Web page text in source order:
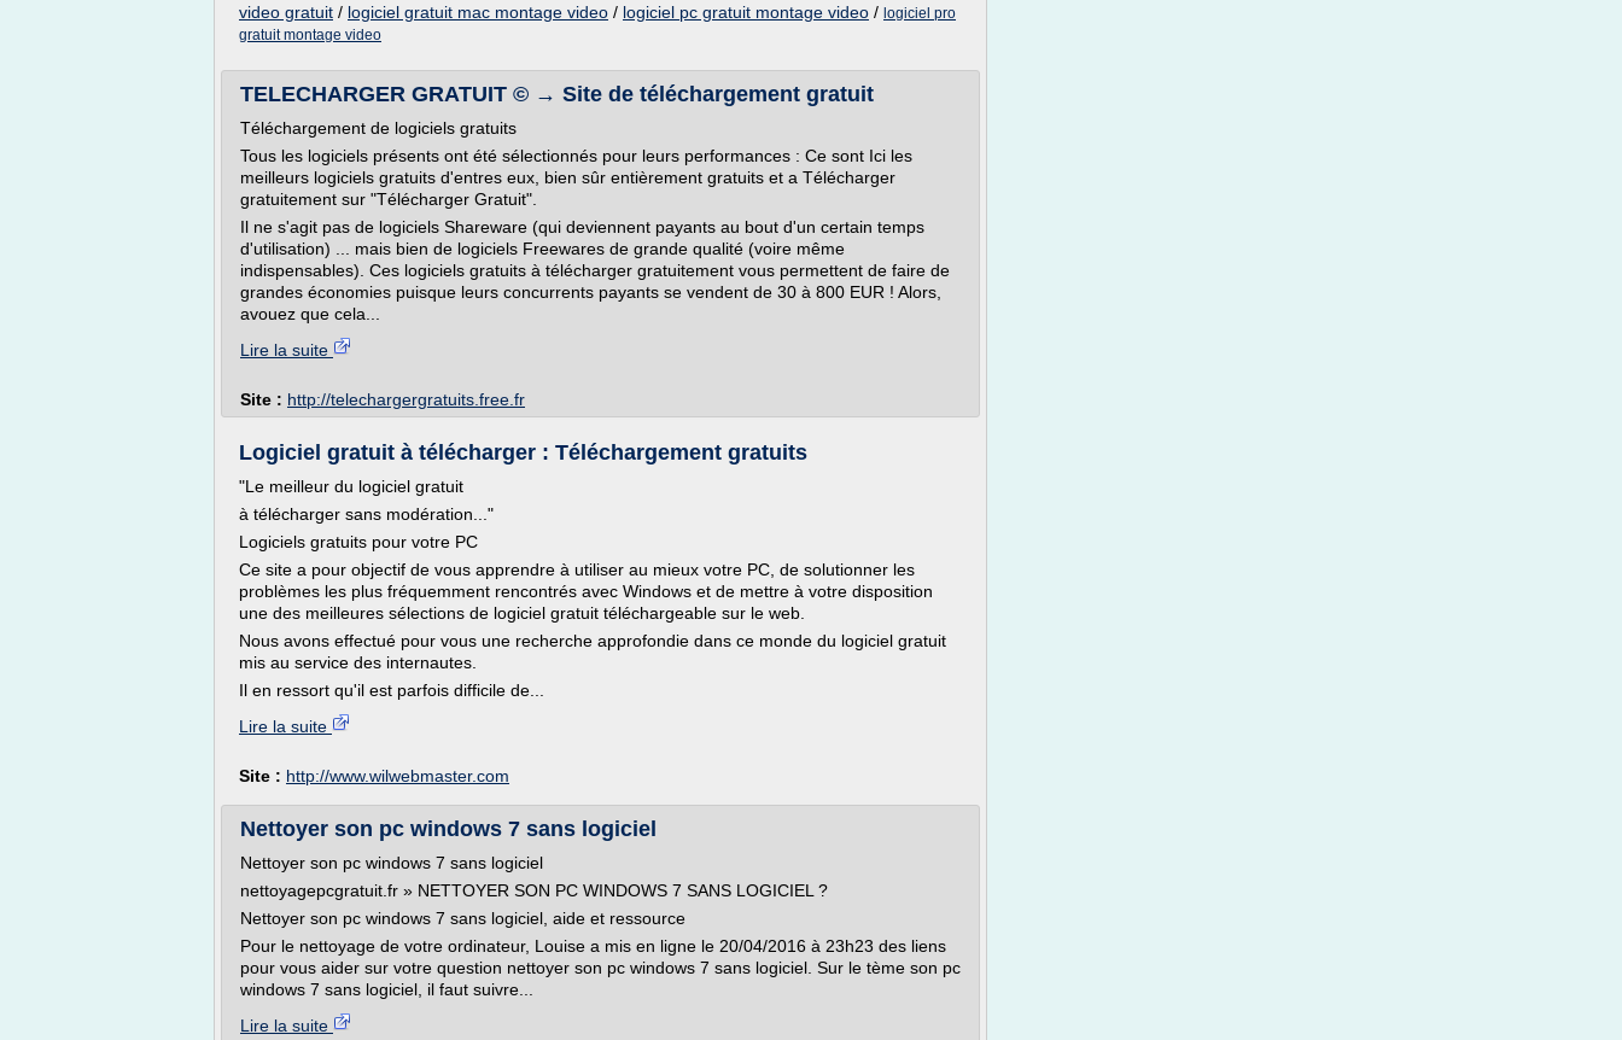
video gratuit / logiciel gratuit mac montage video / logiciel pc gratuit montage video / logiciel pro
gratuit montage video
TELECHARGER GRATUIT © → Site de téléchargement gratuit
Téléchargement de logiciels gratuits
Tous les logiciels présents ont été sélectionnés pour leurs performances : Ce sont Ici les
meilleurs logiciels gratuits d'entres eux, bien sûr entièrement gratuits et a Télécharger
gratuitement sur "Télécharger Gratuit".
Il ne s'agit pas de logiciels Shareware (qui deviennent payants au bout d'un certain temps
d'utilisation) ... mais bien de logiciels Freewares de grande qualité (voire même
indispensables). Ces logiciels gratuits à télécharger gratuitement vous permettent de faire de
grandes économies puisque leurs concurrents payants se vendent de 30 à 800 EUR ! Alors,
avouez que cela...
Lire la suite
Site : http://telechargergratuits.free.fr
Logiciel gratuit à télécharger : Téléchargement gratuits
"Le meilleur du logiciel gratuit
à télécharger sans modération..."
Logiciels gratuits pour votre PC
Ce site a pour objectif de vous apprendre à utiliser au mieux votre PC, de solutionner les
problèmes les plus fréquemment rencontrés avec Windows et de mettre à votre disposition
une des meilleures sélections de logiciel gratuit téléchargeable sur le web.
Nous avons effectué pour vous une recherche approfondie dans ce monde du logiciel gratuit
mis au service des internautes.
Il en ressort qu'il est parfois difficile de...
Lire la suite
Site : http://www.wilwebmaster.com
Nettoyer son pc windows 7 sans logiciel
Nettoyer son pc windows 7 sans logiciel
nettoyagepcgratuit.fr » NETTOYER SON PC WINDOWS 7 SANS LOGICIEL ?
Nettoyer son pc windows 7 sans logiciel, aide et ressource
Pour le nettoyage de votre ordinateur, Louise a mis en ligne le 20/04/2016 à 23h23 des liens
pour vous aider sur votre question nettoyer son pc windows 7 sans logiciel. Sur le tème son pc
windows 7 sans logiciel, il faut suivre...
Lire la suite